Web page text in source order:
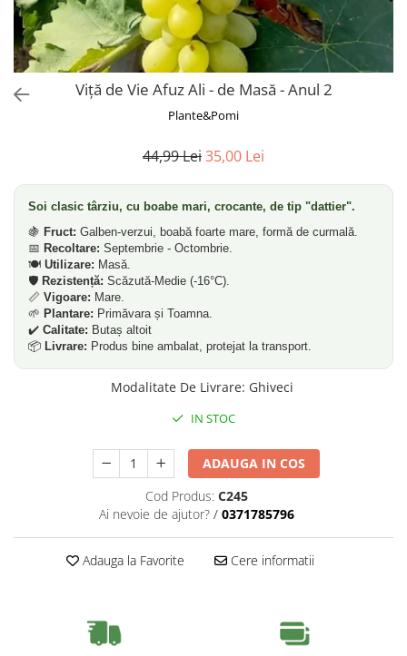
Corn
Smochin
Kaki
Viță de Vie Afuz Ali - de Masă - Anul 2
Plante&Pomi
44,99 Lei35,00 Lei
Soi clasic târziu, cu boabe mari, crocante, de tip "dattier".
🍇 Fruct: Galben-verzui, boabă foarte mare, formă de curmală.
📅 Recoltare: Septembrie - Octombrie.
🍽️ Utilizare: Masă.
🛡️ Rezistență: Scăzută-Medie (-16°C).
📏 Vigoare: Mare.
🌱 Plantare: Primăvara și Toamna.
✔️ Calitate: Butaș altoit
📦 Livrare: Produs bine ambalat, protejat la transport.
Modalitate De Livrare: Ghiveci
IN STOC
ADAUGA IN COS
Cod Produs: C245
Ai nevoie de ajutor? / 0371785796
Adauga la Favorite Cere informatii